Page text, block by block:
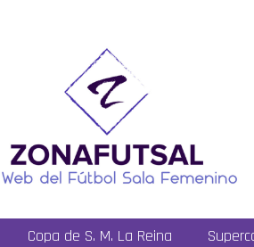
Copa de S. M. La Reina